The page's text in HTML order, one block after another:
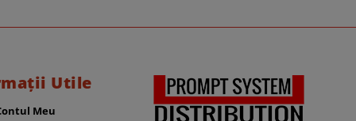
Utile
Meu